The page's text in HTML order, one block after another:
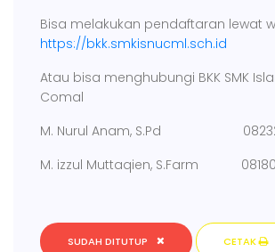
Bisa melakukan pendaftaran lewat
https://bkk.smkisnucml.sch.id
Atau bisa menghubungi BKK SMK
Comal
M. Nurul Anam, S.Pd
M. izzul Muttaqien, S.Farm
SUDAH DITUTUP CETAK